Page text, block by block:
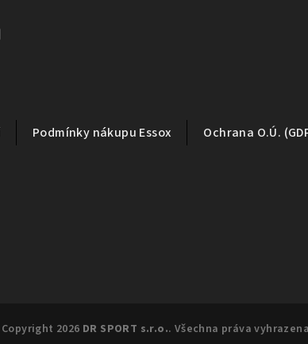
Podmínky nákupu Essox Ochrana O.Ú.
Copyright 2026 DR SPORT s.r.o.. Všechna práva